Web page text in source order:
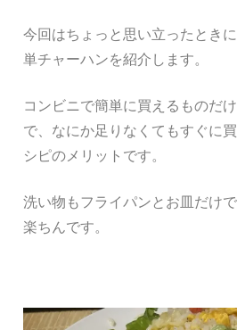
今回はちょっと思い立ったとき
単チャーハンを紹介します。
コンビニで簡単に買えるものだ
で、なにか足りなくてもすぐに
シピのメリットです。
洗い物もフライパンとお皿だけ
楽ちんです。